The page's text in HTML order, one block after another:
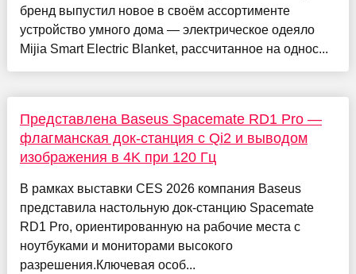
бренд выпустил новое в своём ассортименте
устройство умного дома — электрическое одеяло
Mijia Smart Electric Blanket, рассчитанное на однос...
Представлена Baseus Spacemate RD1 Pro —
флагманская док-станция с Qi2 и выводом
изображения в 4K при 120 Гц
В рамках выставки CES 2026 компания Baseus
представила настольную док-станцию Spacemate
RD1 Pro, ориентированную на рабочие места с
ноутбуками и мониторами высокого
разрешения.Ключевая особ...